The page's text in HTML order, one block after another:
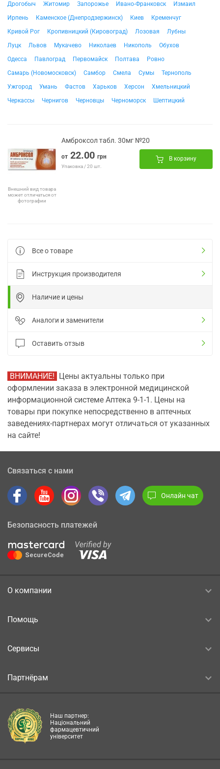
Дрогобыч
Житомир Запорожье Ивано-Франковск
Измаил
Ирпень
Каменское (Днепродзержинск) Киев
Кременчуг
Кривой Рог
Кропивницкий (Кировоград) Лозовая
Лубны
Луцк
Львов Мукачево Николаев Никополь
Обухов
Одесса
Павлоград Первомайск Полтава
Ровно
Самарь (Новомосковск)
Самбор Смела Сумы
Тернополь
Ужгород
Умань Фастов Харьков Херсон
Хмельницкий
Черкассы
Чернигов Черновцы Черноморск Шептицкий
Внешний вид товара
может отличаться от
фотографии
Амброксол табл. 30мг №20
от 22.00 грн
Упаковка / 20 шт.
В корзину
Все о товаре
Инструкция производителя
Наличие и цены
Аналоги и заменители
Оставить отзыв
ВНИМАНИЕ! Цены актуальны только при
оформлении заказа в электронной медицинской
информационной системе Аптека 9-1-1. Цены на
товары при покупке непосредственно в аптечных
заведениях-партнерах могут отличаться от указанных
на сайте!
Связаться с нами
Онлайн чат
Безопасность платежей
О компании
Помощь
Сервисы
Партнёрам
Наш партнер:
Національний
фармацевтичний
університет